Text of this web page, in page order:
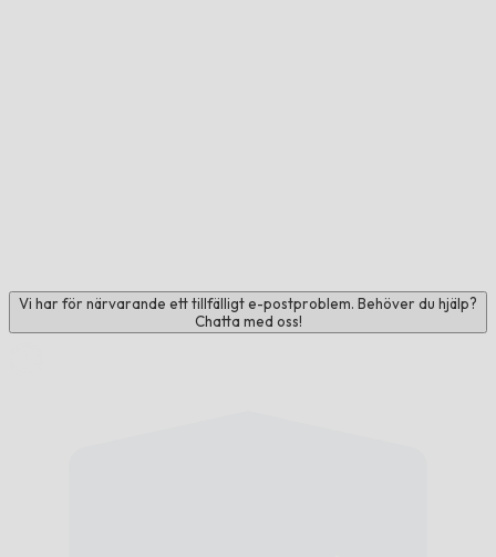
Vi har för närvarande ett tillfälligt e-postproblem. Behöver du hjälp?
Chatta med oss!